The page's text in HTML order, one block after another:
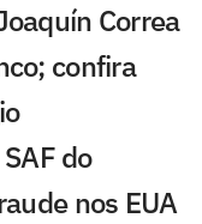
Correa
confira
do
nos EUA